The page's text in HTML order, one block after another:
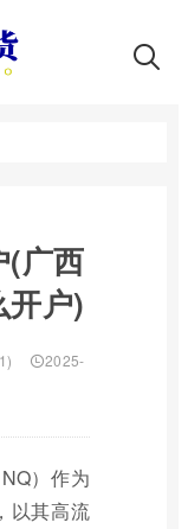
(广西
开户)
2025-
）作为
以其高流